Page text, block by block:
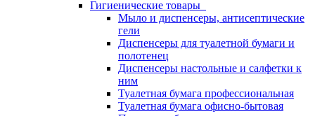
Гигиенические товары
Мыло и диспенсеры, антисептические
гели
Диспенсеры для туалетной бумаги и
полотенец
Диспенсеры настольные и салфетки к
ним
Туалетная бумага профессиональная
Туалетная бумага офисно-бытовая